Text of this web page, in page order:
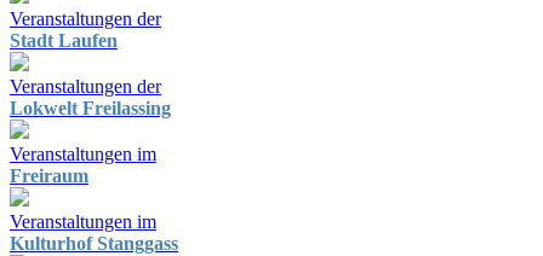
Veranstaltungen der
Stadt Laufen
Veranstaltungen der
Lokwelt Freilassing
Veranstaltungen im
Freiraum
Veranstaltungen im
Kulturhof Stanggass